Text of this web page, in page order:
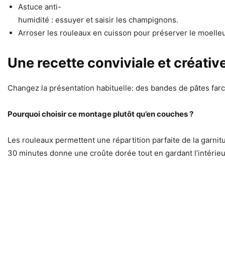
Astuce anti-
humidité : essuyer et saisir les champignons.
Arroser les rouleaux en cuisson pour préserver le
Une recette conviviale et
Changez la présentation habituelle: des bandes de pâtes
Pourquoi choisir ce montage plutôt qu’en couches ?
Les rouleaux permettent une répartition parfaite de la
30 minutes donne une croûte dorée tout en gardant